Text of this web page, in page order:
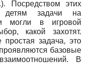
Посредством этих
детям задачи на
могли в игровой
какой захотят.
задача, это
базовые
В